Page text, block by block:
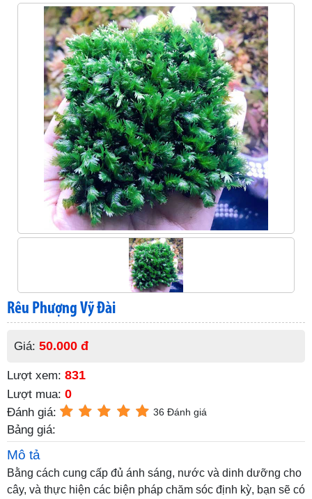
Rêu Phượng Vỹ Đài
Giá: 50.000 đ
Lượt xem: 831
Lượt mua: 0
Đánh giá: 36 Đánh giá
Bảng giá:
Mô tả
Bằng cách cung cấp đủ ánh sáng, nước và dinh dưỡng cho
cây, và thực hiện các biện pháp chăm sóc định kỳ, bạn sẽ có